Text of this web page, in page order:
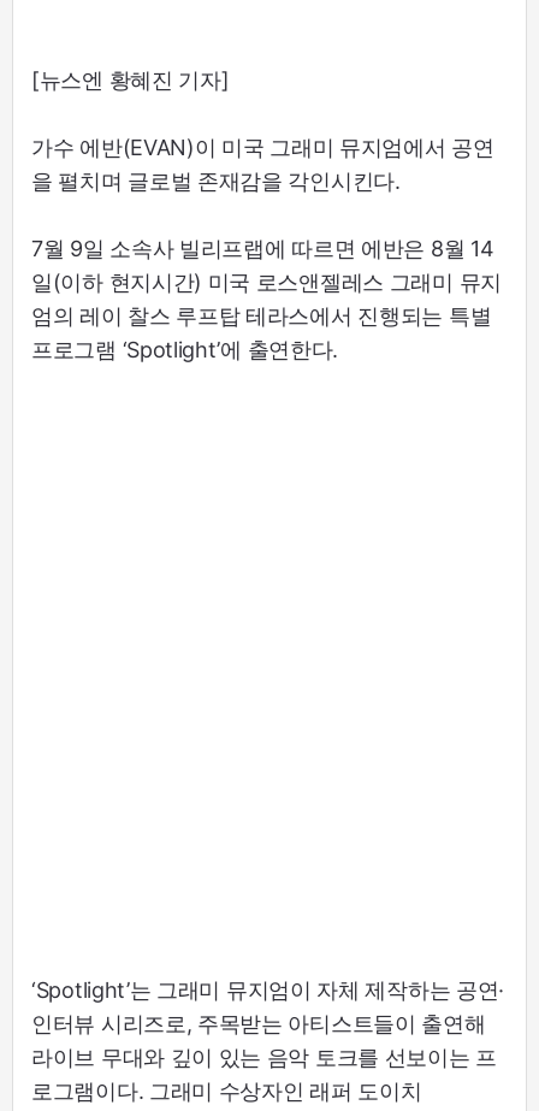
[뉴스엔 황혜진 기자]
가수 에반(EVAN)이 미국 그래미 뮤지엄에서 공연
을 펼치며 글로벌 존재감을 각인시킨다.
7월 9일 소속사 빌리프랩에 따르면 에반은 8월 14
일(이하 현지시간) 미국 로스앤젤레스 그래미 뮤지
엄의 레이 찰스 루프탑 테라스에서 진행되는 특별
프로그램 ‘Spotlight’에 출연한다.
‘Spotlight’는 그래미 뮤지엄이 자체 제작하는 공연·
인터뷰 시리즈로, 주목받는 아티스트들이 출연해
라이브 무대와 깊이 있는 음악 토크를 선보이는 프
로그램이다. 그래미 수상자인 래퍼 도이치